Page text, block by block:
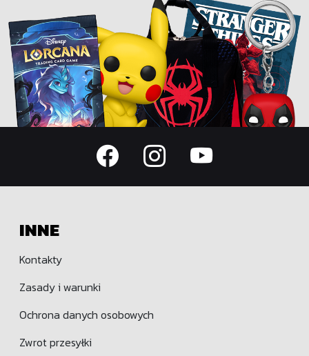
INNE
Kontakty
Zasady i warunki
Ochrona danych osobowych
Zwrot przesyłki